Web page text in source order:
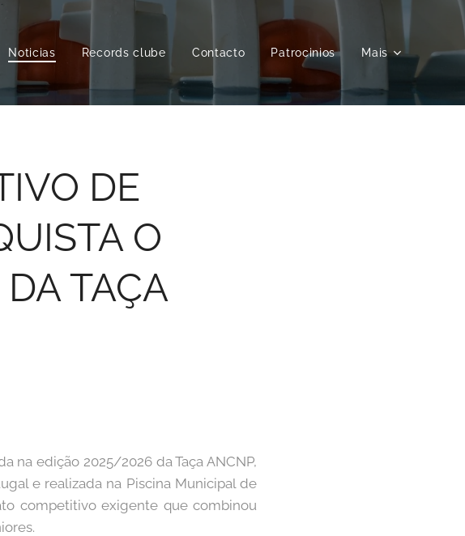
Noticias Records clube Contacto Patrocinios Mais
DE
O
TAÇA
na edição 2025/2026 da Taça ANCNP,
e realizada na Piscina Municipal de
competitivo exigente que combinou